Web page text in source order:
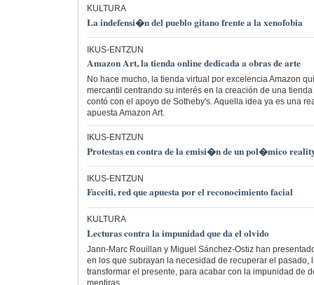
KULTURA
La indefensi�n del pueblo gitano frente a la xenofobia
IKUS-ENTZUN
Amazon Art, la tienda online dedicada a obras de arte
No hace mucho, la tienda virtual por excelencia Amazon
mercantil centrando su interés en la creación de una
contó con el apoyo de Sotheby's. Aquella idea ya es una
apuesta Amazon Art.
IKUS-ENTZUN
Protestas en contra de la emisi�n de un pol�mico
IKUS-ENTZUN
Faceiti, red que apuesta por el reconocimiento facial
KULTURA
Lecturas contra la impunidad que da el olvido
Jann-Marc Rouillan y Miguel Sánchez-Ostiz han
en los que subrayan la necesidad de recuperar el pasado,
transformar el presente, para acabar con la impunidad de
mentiras.